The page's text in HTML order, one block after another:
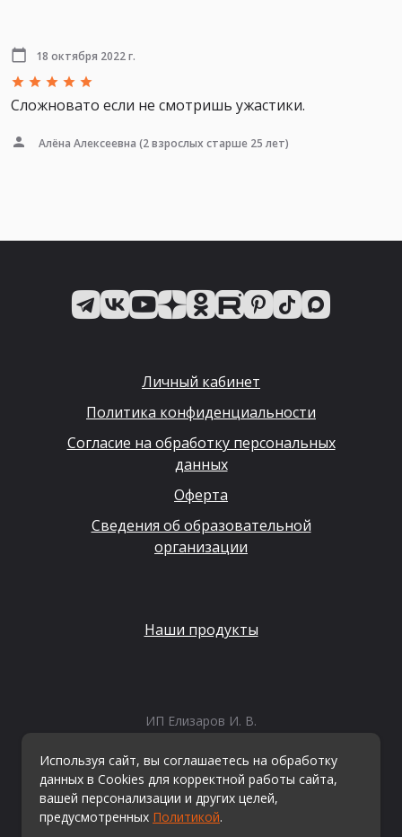
18 октября 2022 г.
Сложновато если не смотришь ужастики.
Алёна Алексеевна (2 взрослых старше 25 лет)
Личный кабинет
Политика конфиденциальности
Согласие на обработку персональных
данных
Оферта
Сведения об образовательной
организации
Наши продукты
ИП Елизаров И. В.
ОГРНИП: 315665800057162
Эл. почта:info@kvestiks.ru
Используя сайт, вы соглашаетесь на обработку
данных в Cookies для корректной работы сайта,
вашей персонализации и других целей,
предусмотренных Политикой.